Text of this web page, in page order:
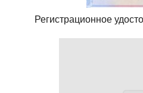
Регистрационное